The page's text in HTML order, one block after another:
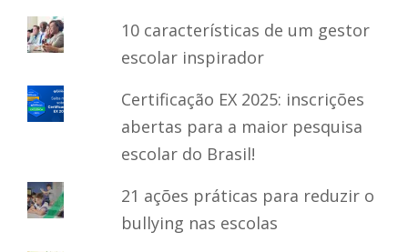
10 características de um gestor
escolar inspirador
Certificação EX 2025: inscrições
abertas para a maior pesquisa
escolar do Brasil!
21 ações práticas para reduzir o
bullying nas escolas